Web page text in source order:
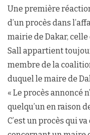
Une première
d’un procès dans
mairie de Dakar,
Sall appartient
membre de la
duquel le maire de
« Le procès annoncé
quelqu’un en raison
C’est un procès qui